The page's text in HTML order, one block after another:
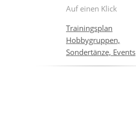
Auf einen Klick
Trainingsplan
Hobbygruppen,
Sondertänze, Events